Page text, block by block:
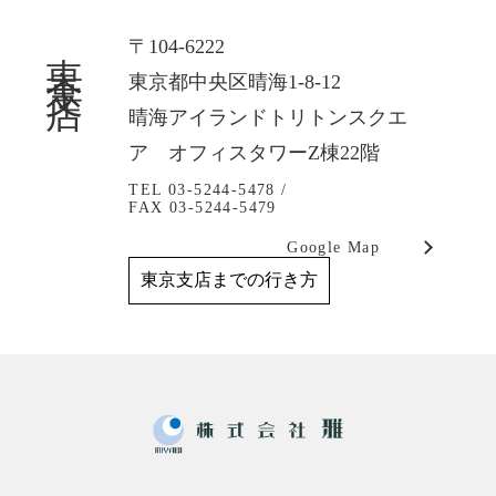
東京支店
〒104-6222
東京都中央区晴海1-8-12
晴海アイランドトリトンスクエ
ア オフィスタワーZ棟22階
TEL 03-5244-5478 /
FAX 03-5244-5479
Google Map
東京支店までの行き方